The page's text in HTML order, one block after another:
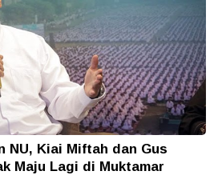
NU, Kiai Miftah dan Gus
Maju Lagi di Muktamar